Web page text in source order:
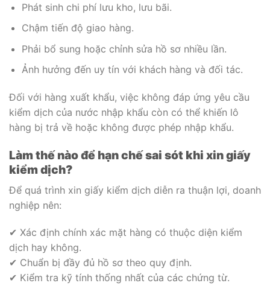
Phát sinh chi phí lưu kho, lưu bãi.
Chậm tiến độ giao hàng.
Phải bổ sung hoặc chỉnh sửa hồ sơ nhiều lần.
Ảnh hưởng đến uy tín với khách hàng và đối tác.
Đối với hàng xuất khẩu, việc không đáp ứng yêu cầu
kiểm dịch của nước nhập khẩu còn có thể khiến lô
hàng bị trả về hoặc không được phép nhập khẩu.
Làm thế nào để hạn chế sai sót khi xin giấy
kiểm dịch?
Để quá trình xin giấy kiểm dịch diễn ra thuận lợi, doanh
nghiệp nên:
✔ Xác định chính xác mặt hàng có thuộc diện kiểm
dịch hay không.
✔ Chuẩn bị đầy đủ hồ sơ theo quy định.
✔ Kiểm tra kỹ tính thống nhất của các chứng từ.